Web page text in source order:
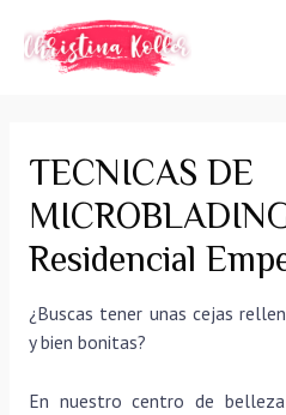
contenido
TECNICAS DE
Residencial
¿Buscas tener unas cejas
y bien bonitas?
En nuestro centro de